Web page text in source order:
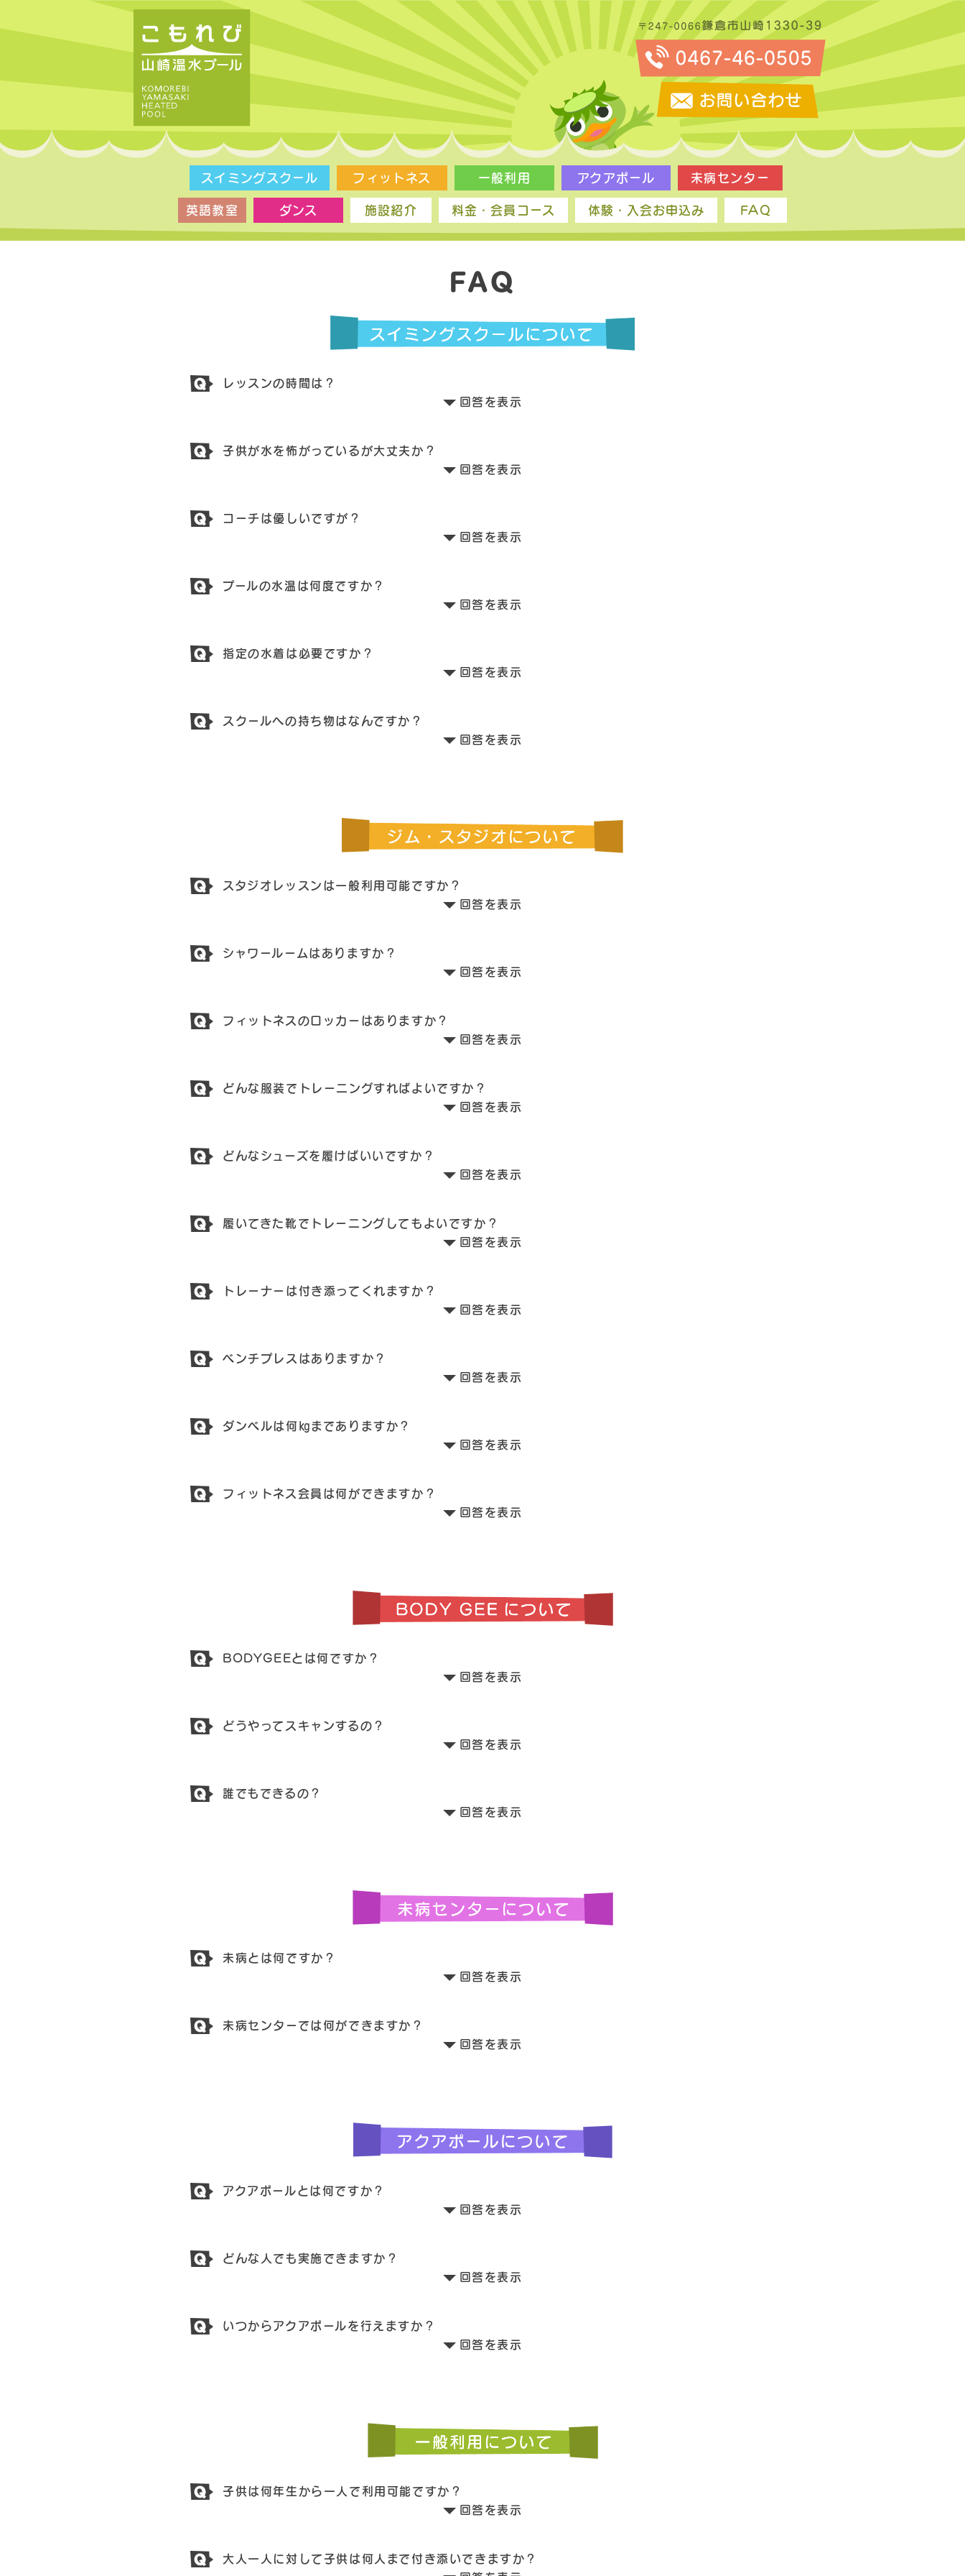
スイミングスクール フィットネス 一般利用 アクアポール 未病センター
英語教室 ダンス 施設紹介 料金・会員コース 体験・入会お申込み FAQ
FAQ
レッスンの時間は？
回答を表示
子供が水を怖がっているが大丈夫か？
回答を表示
コーチは優しいですが？
回答を表示
プールの水温は何度ですか？
回答を表示
指定の水着は必要ですか？
回答を表示
スクールへの持ち物はなんですか？
回答を表示
スタジオレッスンは一般利用可能ですか？
回答を表示
シャワールームはありますか？
回答を表示
フィットネスのロッカーはありますか？
回答を表示
どんな服装でトレーニングすればよいですか？
回答を表示
どんなシューズを履けばいいですか？
回答を表示
履いてきた靴でトレーニングしてもよいですか？
回答を表示
トレーナーは付き添ってくれますか？
回答を表示
ベンチプレスはありますか？
回答を表示
ダンベルは何㎏までありますか？
回答を表示
フィットネス会員は何ができますか？
回答を表示
BODYGEEとは何ですか？
回答を表示
どうやってスキャンするの？
回答を表示
誰でもできるの？
回答を表示
未病とは何ですか？
回答を表示
未病センターでは何ができますか？
回答を表示
アクアポールとは何ですか？
回答を表示
どんな人でも実施できますか？
回答を表示
いつからアクアポールを行えますか？
回答を表示
子供は何年生から一人で利用可能ですか？
回答を表示
大人一人に対して子供は何人まで付き添いできますか？